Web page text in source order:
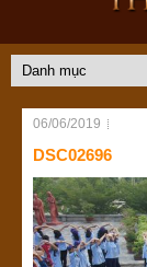
06/06/2019
DSC02696